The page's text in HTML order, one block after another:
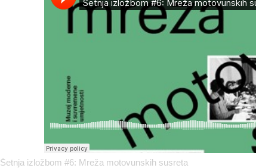
Šetnja izložbom #6: Mreža motovunskih susreta